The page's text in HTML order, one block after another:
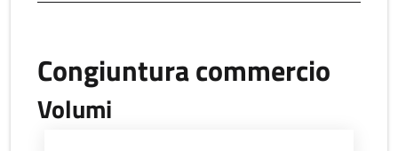
Congiuntura commercio
Volumi